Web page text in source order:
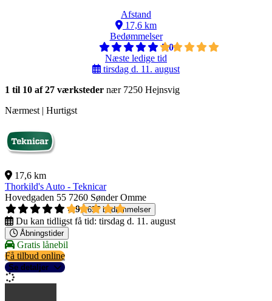
Afstand
17,6 km
Bedømmelser
5,0
Næste ledige tid
tirsdag d. 11. august
1 til 10 af 27 værksteder nær 7250 Hejnsvig
Nærmest | Hurtigst
17,6 km
Thorkild's Auto - Teknicar
Hovedgaden 55 7260 Sønder Omme
4,9
657 bedømmelser
Du kan tidligst få tid: tirsdag d. 11. august
Åbningstider
Gratis lånebil
Få tilbud online
Se detaljer